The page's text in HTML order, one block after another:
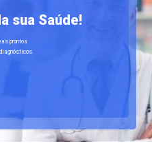
sua Saúde!
prontos